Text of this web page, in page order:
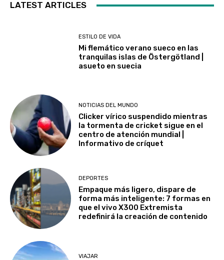
LATEST ARTICLES
ESTILO DE VIDA
Mi flemático verano sueco en las
tranquilas islas de Östergötland |
asueto en suecia
NOTICIAS DEL MUNDO
Clicker vírico suspendido mientras
la tormenta de cricket sigue en el
centro de atención mundial |
Informativo de críquet
DEPORTES
Empaque más ligero, dispare de
forma más inteligente: 7 formas en
que el vivo X300 Extremista
redefinirá la creación de contenido
VIAJAR